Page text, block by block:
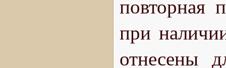
повторная
при
отнесены